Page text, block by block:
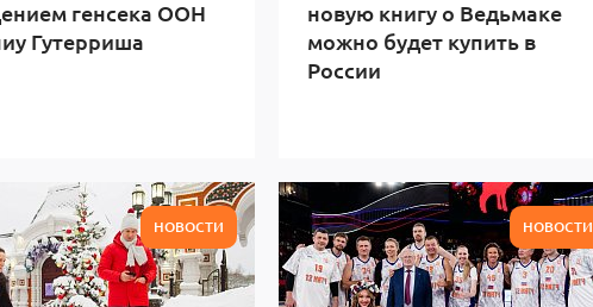
генсека ООН
Гутерриша
новую книгу о Ведьмаке
можно будет купить в
России
НОВОСТИ НОВОСТИ